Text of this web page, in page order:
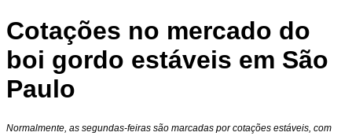
Cotações no mercado do
boi gordo estáveis em São
Paulo
Normalmente, as segundas-feiras são marcadas por cotações estáveis, com